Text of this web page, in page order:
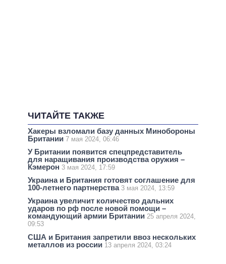
ЧИТАЙТЕ ТАКЖЕ
Хакеры взломали базу данных Минобороны
Британии 7 мая 2024, 06:46
У Британии появится спецпредставитель
для наращивания производства оружия –
Кэмерон 3 мая 2024, 17:59
Украина и Британия готовят соглашение для
100-летнего партнерства 3 мая 2024, 13:59
Украина увеличит количество дальних
ударов по рф после новой помощи –
командующий армии Британии 25 апреля 2024,
09:53
США и Британия запретили ввоз нескольких
металлов из россии 13 апреля 2024, 03:24